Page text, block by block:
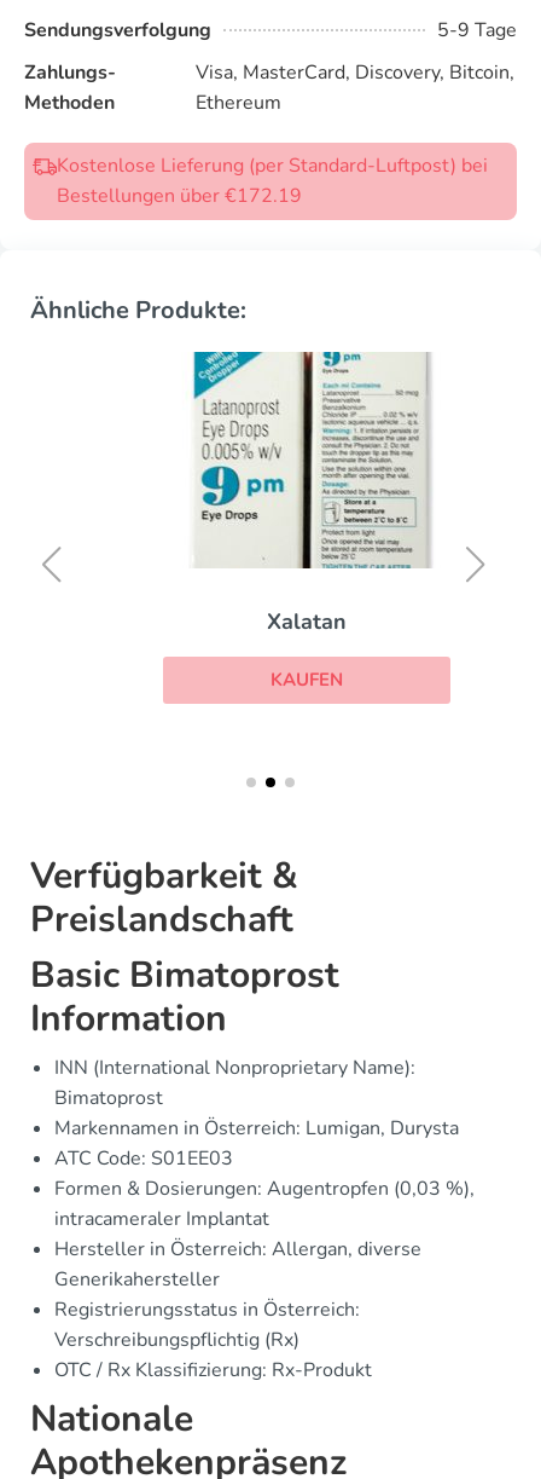
Sendungsverfolgung
5-9 Tage
Zahlungs-
Methoden
Visa, MasterCard, Discovery, Bitcoin,
Ethereum
Kostenlose Lieferung (per Standard-Luftpost) bei
Bestellungen über €172.19
Ähnliche Produkte:
Xalatan
KAUFEN
Verfügbarkeit &
Preislandschaft
Basic Bimatoprost
Information
INN (International Nonproprietary Name):
Bimatoprost
Markennamen in Österreich: Lumigan, Durysta
ATC Code: S01EE03
Formen & Dosierungen: Augentropfen (0,03 %),
intracameraler Implantat
Hersteller in Österreich: Allergan, diverse
Generikahersteller
Registrierungsstatus in Österreich:
Verschreibungspflichtig (Rx)
OTC / Rx Klassifizierung: Rx-Produkt
Nationale
Apothekenpräsenz